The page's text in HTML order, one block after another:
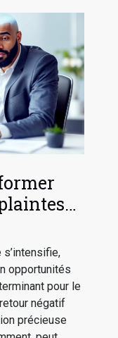
?
s’intensifie,
opportunités
pour le
négatif
précieuse